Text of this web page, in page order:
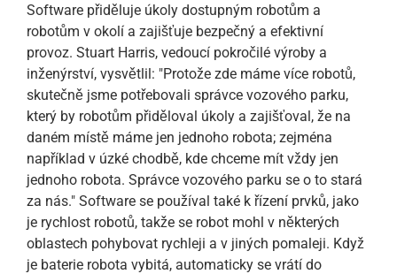
Software přiděluje úkoly dostupným robotům a
robotům v okolí a zajišťuje bezpečný a efektivní
provoz. Stuart Harris, vedoucí pokročilé výroby a
inženýrství, vysvětlil: "Protože zde máme více robotů,
skutečně jsme potřebovali správce vozového parku,
který by robotům přiděloval úkoly a zajišťoval, že na
daném místě máme jen jednoho robota; zejména
například v úzké chodbě, kde chceme mít vždy jen
jednoho robota. Správce vozového parku se o to stará
za nás." Software se používal také k řízení prvků, jako
je rychlost robotů, takže se robot mohl v některých
oblastech pohybovat rychleji a v jiných pomaleji. Když
je baterie robota vybitá, automaticky se vrátí do